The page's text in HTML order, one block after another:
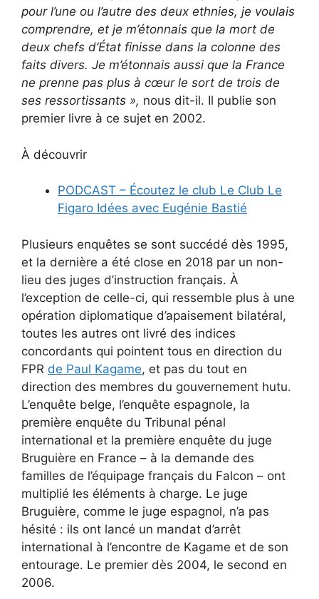
pour l’une ou l’autre des deux ethnies, je voulais
comprendre, et je m’étonnais que la mort de
deux chefs d’État finisse dans la colonne des
faits divers. Je m’étonnais aussi que la France
ne prenne pas plus à cœur le sort de trois de
ses ressortissants », nous dit-il. Il publie son
premier livre à ce sujet en 2002.
À découvrir
PODCAST – Écoutez le club Le Club Le
Figaro Idées avec Eugénie Bastié
Plusieurs enquêtes se sont succédé dès 1995,
et la dernière a été close en 2018 par un non-
lieu des juges d’instruction français. À
l’exception de celle-ci, qui ressemble plus à une
opération diplomatique d’apaisement bilatéral,
toutes les autres ont livré des indices
concordants qui pointent tous en direction du
FPR de Paul Kagame, et pas du tout en
direction des membres du gouvernement hutu.
L’enquête belge, l’enquête espagnole, la
première enquête du Tribunal pénal
international et la première enquête du juge
Bruguière en France – à la demande des
familles de l’équipage français du Falcon – ont
multiplié les éléments à charge. Le juge
Bruguière, comme le juge espagnol, n’a pas
hésité : ils ont lancé un mandat d’arrêt
international à l’encontre de Kagame et de son
entourage. Le premier dès 2004, le second en
2006.